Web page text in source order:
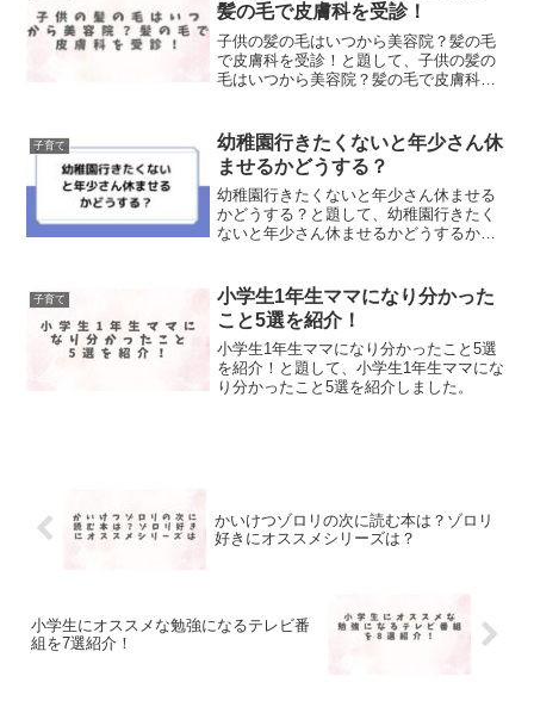
髪の毛で皮膚科を受診！
子供の髪の毛はいつから美容院？髪の毛
で皮膚科を受診！と題して、子供の髪の
毛はいつから美容院？髪の毛で皮膚科を
子育て
幼稚園行きたくないと年少さん休
ませるかどうする？
幼稚園行きたくないと年少さん休ませる
かどうする？と題して、幼稚園行きたく
ないと年少さん休ませるかどうするかに
子育て
小学生1年生ママになり分かった
こと5選を紹介！
小学生1年生ママになり分かったこと5選
を紹介！と題して、小学生1年生ママにな
り分かったこと5選を紹介しました。
かいけつゾロリの次に読む本は？ゾロリ
好きにオススメシリーズは？
小学生にオススメな勉強になるテレビ番
組を7選紹介！